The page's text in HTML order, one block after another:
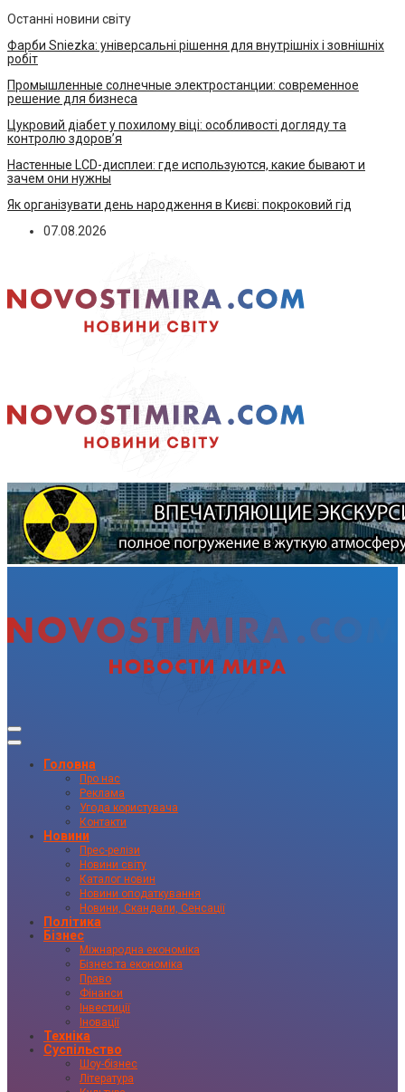
Останні новини світу
Фарби Sniezka: універсальні рішення для внутрішніх і зовнішніх
робіт
Промышленные солнечные электростанции: современное
решение для бизнеса
Цукровий діабет у похилому віці: особливості догляду та
контролю здоров’я
Настенные LCD-дисплеи: где используются, какие бывают и
зачем они нужны
Як організувати день народження в Києві: покроковий гід
07.08.2026
Головна
Про нас
Реклама
Угода користувача
Контакти
Новини
Прес-релізи
Новини світу
Каталог новин
Новини оподаткування
Новини, Скандали, Сенсації
Політика
Бізнес
Міжнародна економіка
Бізнес та економіка
Право
Фінанси
Інвестиції
Іновації
Техніка
Суспільство
Шоу-бізнес
Література